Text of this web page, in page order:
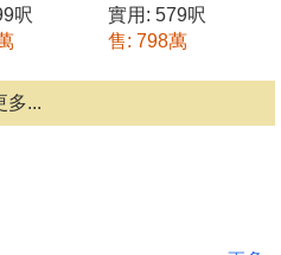
呎
實用: 579呎
售: 798萬
多...